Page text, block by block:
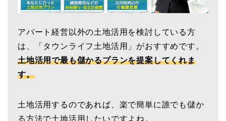
アパート経営以外の土地活用を検討している方
は、「タウンライフ土地活用」がおすすめです。
土地活用で最も儲かるプランを提案してくれま
す。
土地活用するのであれば、楽で簡単に誰でも儲か
る方法で土地活用したいですよね。